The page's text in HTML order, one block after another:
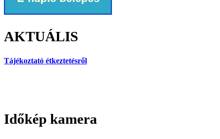
AKTUÁLIS
Tájékoztató étkeztetésről
Időkép kamera